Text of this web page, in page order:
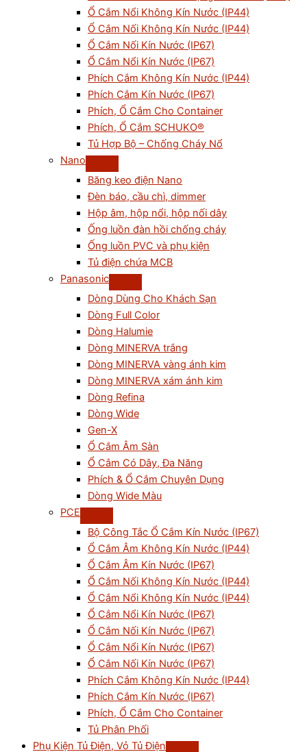
Ổ Cắm Nổi Không Kín Nước (IP44)
Ổ Cắm Nối Không Kín Nước (IP44)
Ổ Cắm Nối Kín Nước (IP67)
Ổ Cắm Nổi Kín Nước (IP67)
Phích Cắm Không Kín Nước (IP44)
Phích Cắm Kín Nước (IP67)
Phích, Ổ Cắm Cho Container
Phích, Ổ Cắm SCHUKO®
Tủ Hợp Bộ – Chống Cháy Nổ
Nano
Băng keo điện Nano
Đèn báo, cầu chì, dimmer
Hộp âm, hộp nổi, hộp nối dây
Ống luồn đàn hồi chống cháy
Ống luồn PVC và phụ kiện
Tủ điện chứa MCB
Panasonic
Dòng Dùng Cho Khách Sạn
Dòng Full Color
Dòng Halumie
Dòng MINERVA trắng
Dòng MINERVA vàng ánh kim
Dòng MINERVA xám ánh kim
Dòng Refina
Dòng Wide
Gen-X
Ổ Cắm Âm Sàn
Ổ Cắm Có Dây, Đa Năng
Phích & Ổ Cắm Chuyên Dụng
Dòng Wide Màu
PCE
Bộ Công Tắc Ổ Cắm Kín Nước (IP67)
Ổ Cắm Âm Không Kín Nước (IP44)
Ổ Cắm Âm Kín Nước (IP67)
Ổ Cắm Nối Không Kín Nước (IP44)
Ổ Cắm Nổi Không Kín Nước (IP44)
Ổ Cắm Nổi Kín Nước (IP67)
Ổ Cắm Nối Kín Nước (IP67)
Ổ Cắm Nổi Kín Nước (IP67)
Ổ Cắm Nối Kín Nước (IP67)
Phích Cắm Không Kín Nước (IP44)
Phích Cắm Kín Nước (IP67)
Phích, Ổ Cắm Cho Container
Tủ Phân Phối
Phụ Kiện Tủ Điện, Vỏ Tủ Điện